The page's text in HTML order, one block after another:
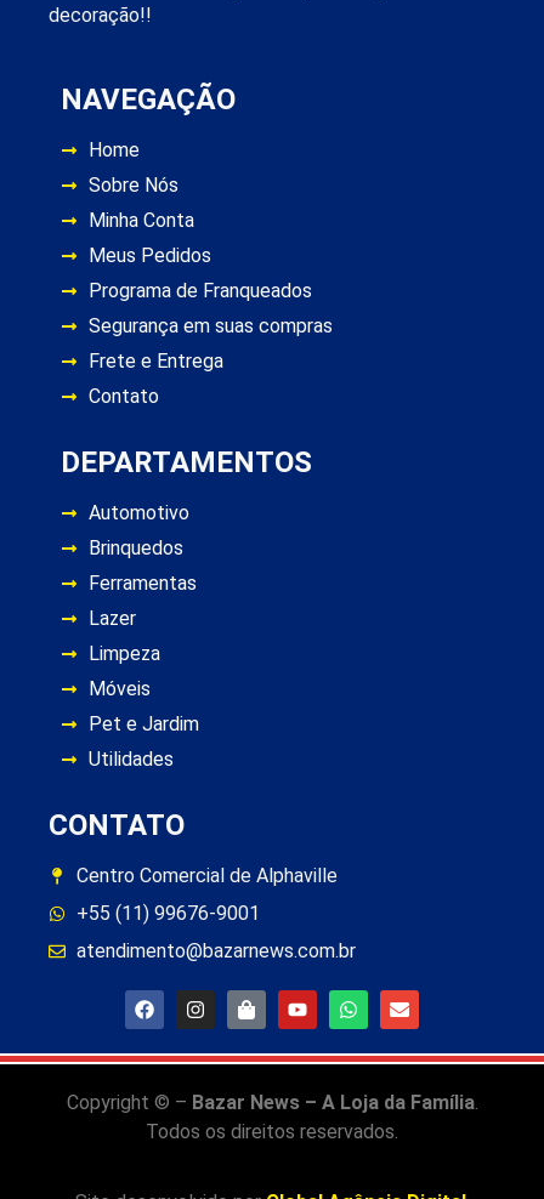
decoração!!
NAVEGAÇÃO
Home
Sobre Nós
Minha Conta
Meus Pedidos
Programa de Franqueados
Segurança em suas compras
Frete e Entrega
Contato
DEPARTAMENTOS
Automotivo
Brinquedos
Ferramentas
Lazer
Limpeza
Móveis
Pet e Jardim
Utilidades
CONTATO
Centro Comercial de Alphaville
+55 (11) 99676-9001
atendimento@bazarnews.com.br
Copyright © – Bazar News – A Loja da Família.
Todos os direitos reservados.